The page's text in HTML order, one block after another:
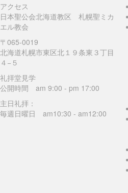
アクセス
日本聖公会北海道教区 札幌聖ミカ
エル教会
〒065-0019
北海道札幌市東区北１９条東３丁目
４−５
礼拝堂見学
公開時間 am 9:00 - pm 17:00
主日礼拝：
毎週日曜日 am10:30 - am12:00